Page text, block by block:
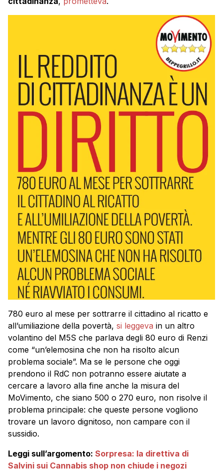
780 euro al mese per sottrarre il cittadino al ricatto e
all’umiliazione della povertà, si leggeva in un altro
volantino del M5S che parlava degli 80 euro di Renzi
come “un’elemosina che non ha risolto alcun
problema sociale”. Ma se le persone che oggi
prendono il RdC non potranno essere aiutate a
cercare a lavoro alla fine anche la misura del
MoVimento, che siano 500 o 270 euro, non risolve il
problema principale: che queste persone vogliono
trovare un lavoro dignitoso, non campare con il
sussidio.
Leggi sull’argomento: Sorpresa: la direttiva di
Salvini sui Cannabis shop non chiude i negozi